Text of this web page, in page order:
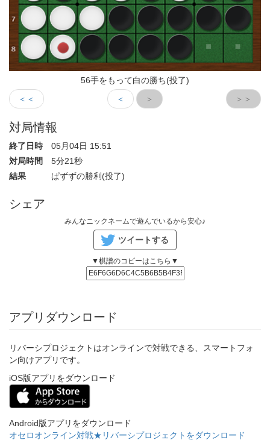
56手をもって白の勝ち(投了)
＜＜
＜ ＞ ＞＞
対局情報
終了日時
05月04日 15:51
対局時間
5分21秒
結果
ぱずずの勝利(投了)
シェア
みんなニックネームで遊んでいるから安心♪
ツイートする
▼棋譜のコピーはこちら▼
アプリダウンロード
リバーシプロジェクトはオンラインで対戦できる、スマートフォ
ン向けアプリです。
iOS版アプリをダウンロード
Android版アプリをダウンロード
オセロオンライン対戦★リバーシプロジェクトをダウンロード